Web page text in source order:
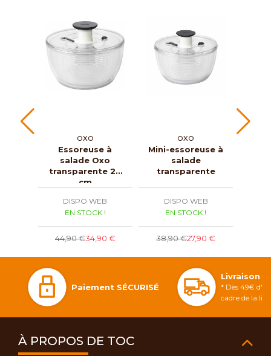
OXO
Essoreuse à
salade Oxo
transparente 26
cm
DISPO WEB
EN STOCK !
44,90 €34,90 €
OXO
Mini-essoreuse à
salade
transparente
DISPO WEB
EN STOCK !
38,90 €27,90 €
Paiement SÉCURISÉ
Livraison
* Dès 49€
cadre de la
À PROPOS DE TOC